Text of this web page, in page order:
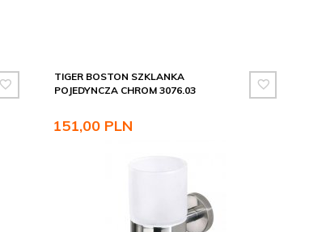
TIGER BOSTON SZKLANKA
POJEDYNCZA CHROM 3076.03
151,00 PLN